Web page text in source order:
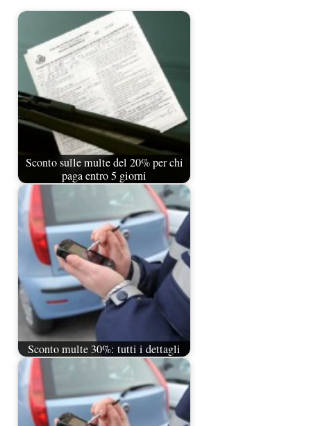
Sconto sulle multe del 20% per chi
paga entro 5 giorni
Sconto multe 30%: tutti i dettagli